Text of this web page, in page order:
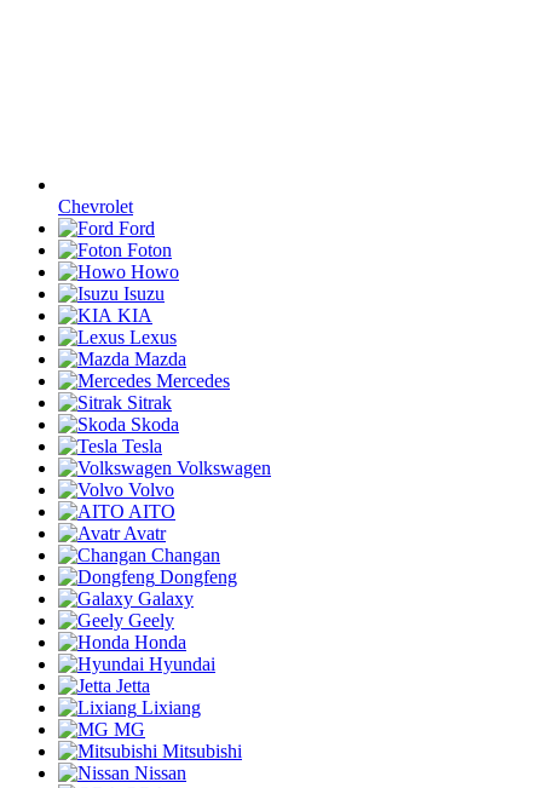
Chevrolet
Ford
Foton
Howo
Isuzu
KIA
Lexus
Mazda
Mercedes
Sitrak
Skoda
Tesla
Volkswagen
Volvo
AITO
Avatr
Changan
Dongfeng
Galaxy
Geely
Honda
Hyundai
Jetta
Lixiang
MG
Mitsubishi
Nissan